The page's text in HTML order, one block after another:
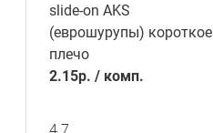
slide-on AKS
(еврошурупы) короткое
плечо
2.15р. / комп.